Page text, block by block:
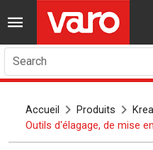
Search
Accueil Produits
Outils d'élagage, de mise